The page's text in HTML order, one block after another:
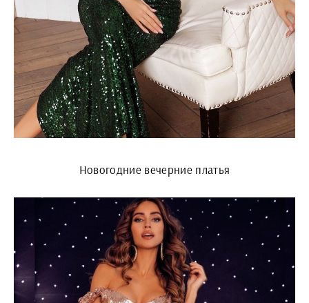
Новогодние вечерние платья